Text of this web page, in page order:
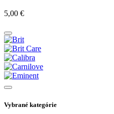
5,00 €
Vybrané kategórie